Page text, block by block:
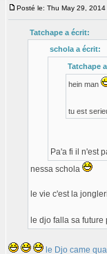
Posté le: Thu May 29,
Tatchape a écrit:
schola aécrit:
Tatchape a
hein man
tu est
Pa'afi il n'est
nessa schola
le vie c'est la
le djo falla sa
le Djo came